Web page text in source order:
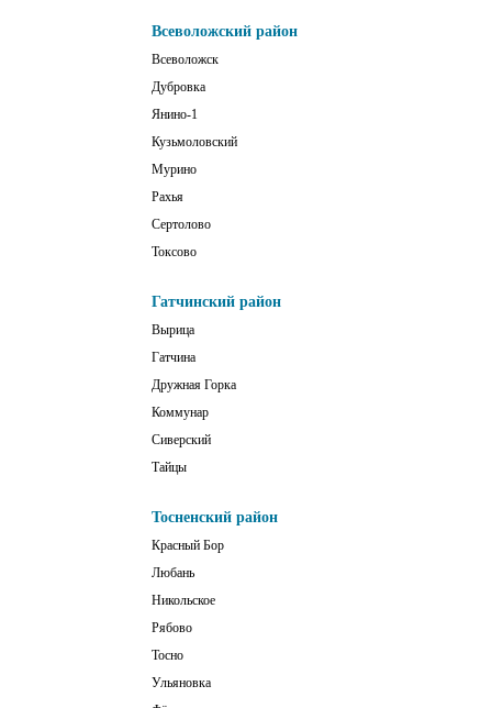
Всеволожский район
Всеволожск
Дубровка
Янино-1
Кузьмоловский
Мурино
Рахья
Сертолово
Токсово
Гатчинский район
Вырица
Гатчина
Дружная Горка
Коммунар
Сиверский
Тайцы
Тосненский район
Красный Бор
Любань
Никольское
Рябово
Тосно
Ульяновка